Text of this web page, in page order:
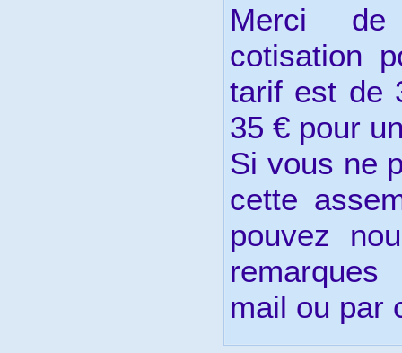
Merci de
cotisation
tarif est de
35 € pour
Si vous ne
cette
pouvez
mail ou par